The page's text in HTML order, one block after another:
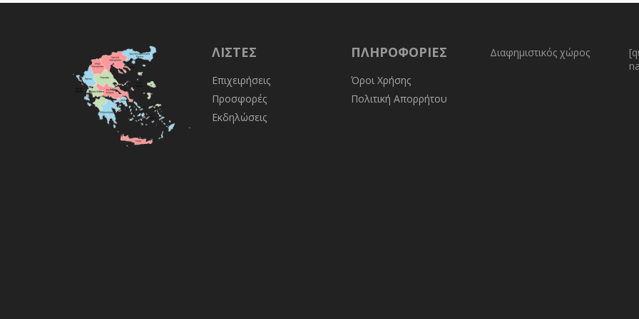
ΛΊΣΤΕΣ
Επιχειρήσεις
Προσφορές
Εκδηλώσεις
ΠΛΗΡΟΦΟΡΊΕΣ
Όροι Χρήσης
Πολιτική Απορρήτου
Διαφημιστικός χώρος